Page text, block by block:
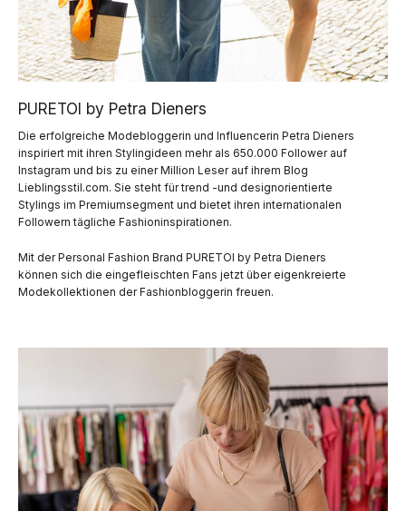
PURETOI by Petra Dieners
Die erfolgreiche Modebloggerin und Influencerin Petra Dieners
inspiriert mit ihren Stylingideen mehr als 650.000 Follower auf
Instagram und bis zu einer Million Leser auf ihrem Blog
Lieblingsstil.com. Sie steht für trend -und designorientierte
Stylings im Premiumsegment und bietet ihren internationalen
Followern tägliche Fashioninspirationen.
Mit der Personal Fashion Brand PURETOI by Petra Dieners
können sich die eingefleischten Fans jetzt über eigenkreierte
Modekollektionen der Fashionbloggerin freuen.